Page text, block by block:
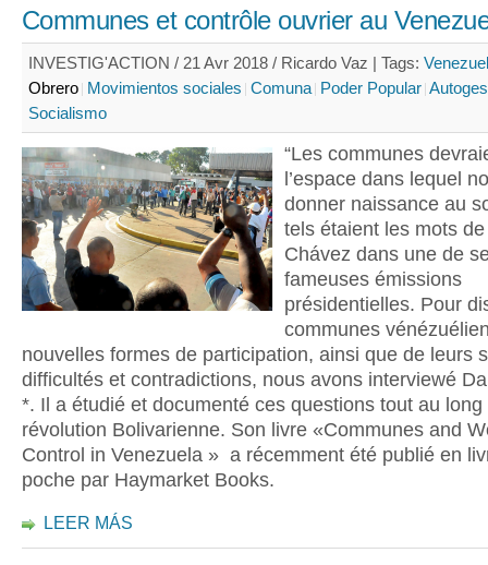
Communes et contrôle ouvrier au
INVESTIG'ACTION / 21 Avr 2018 / Ricardo Vaz | Tags:
Obrero Movimientos sociales Comuna Poder Popular
Socialismo
“Les communes
l’espace dans lequel
donner naissance au
tels étaient les mots
Chávez dans une de
fameuses émissions
présidentielles. Pour
communes
nouvelles formes de participation, ainsi que de leurs
difficultés et contradictions, nous avons interviewé
*. Il a étudié et documenté ces questions tout au long
révolution Bolivarienne. Son livre «Communes and
Control in Venezuela » a récemment été publié en
poche par Haymarket Books.
LEER MÁS